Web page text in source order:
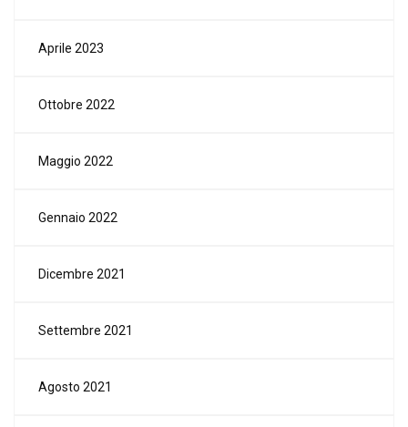
Aprile 2023
Ottobre 2022
Maggio 2022
Gennaio 2022
Dicembre 2021
Settembre 2021
Agosto 2021